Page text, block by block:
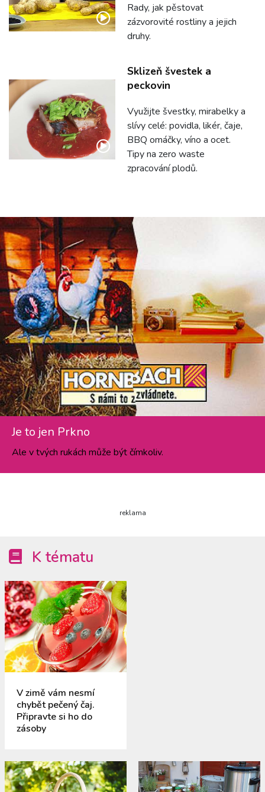
Rady, jak pěstovat
zázvorovité rostliny a jejich
druhy.
Sklizeň švestek a
peckovin
Využijte švestky, mirabelky a
slívy celé: povidla, likér, čaje,
BBQ omáčky, víno a ocet.
Tipy na zero waste
zpracování plodů.
Je to jen Prkno
Ale v tvých rukách může být čímkoliv.
reklama
K tématu
V zimě vám nesmí
chybět pečený čaj.
Připravte si ho do
zásoby